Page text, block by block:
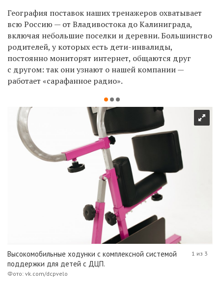
География поставок наших тренажеров охватывает
всю Россию — от Владивостока до Калиниграда,
включая небольшие поселки и деревни. Большинство
родителей, у которых есть дети-инвалиды,
постоянно мониторят интернет, общаются друг
с другом: так они узнают о нашей компании —
работает «сарафанное радио».
Высокомобильные ходунки с комплексной системой
поддержки для детей с ДЦП.
Фото: vk.com/dcpvelo
1 из 3